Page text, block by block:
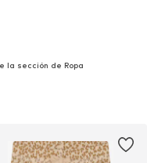
la sección de Ropa